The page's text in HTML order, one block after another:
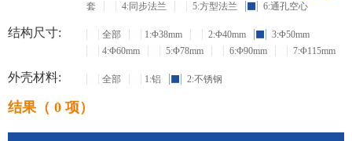
套
4:同步法兰 5:方型法兰 6:通孔空心
结构尺寸: 全部 1:Φ38mm 2:Φ40mm
3:Φ50mm
4:Φ60mm
5:Φ78mm 6:Φ90mm 7:Φ115mm
外壳材料: 全部 1:铝 2:不锈钢
结果（ 0 项）